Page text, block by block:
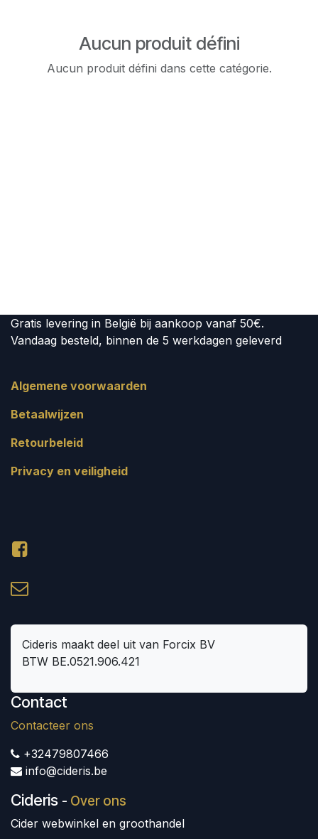
Aucun produit défini
Aucun produit défini dans cette catégorie.
Gratis levering in België bij aankoop vanaf 50€.
Vandaag besteld, binnen de 5 werkdagen geleverd
Algemene voorwaarden
Betaalwijzen
Retourbeleid
Privacy en veiligheid
Cideris maakt deel uit van Forcix BV
BTW BE.0521.906.421
Contact
Contacteer ons
+32479807466
info@cideris.be
Cideris - Over ons
Cider webwinkel en groothandel